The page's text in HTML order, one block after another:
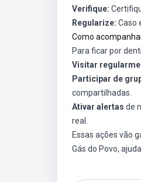
Verifique:
Regularize: Caso
Como
Para ficar por
Visitar
Participar de
compartilhadas.
Ativar alertas de
real.
Essas ações vão
Gás do Povo,